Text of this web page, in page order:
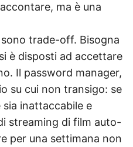
ma è una
trade-off. Bisogna
è disposti ad accettare
Il password manager,
su cui non transigo: se
inattaccabile e
streaming di film auto-
per una settimana non